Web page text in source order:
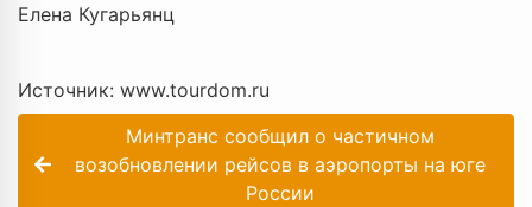
Елена Кугарьянц
Источник: www.tourdom.ru
Минтранс сообщил о частичном
возобновлении рейсов в аэропорты на юге
России